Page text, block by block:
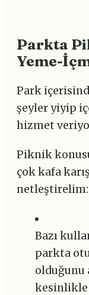
Parkta
Yeme-
Park
şeyler yiyip
hizmet
Piknik
çok kafa
netleştirelim:
Bazı
parkta
olduğunu
kesinlikle